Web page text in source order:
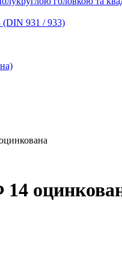
(DIN 931 / 933)